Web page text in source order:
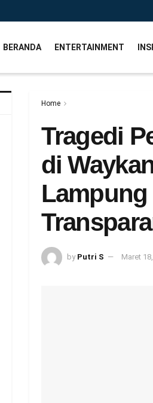
BERANDA ENTERTAINMENT
Home
Tragedi
di
Lampung
by Putri S Maret